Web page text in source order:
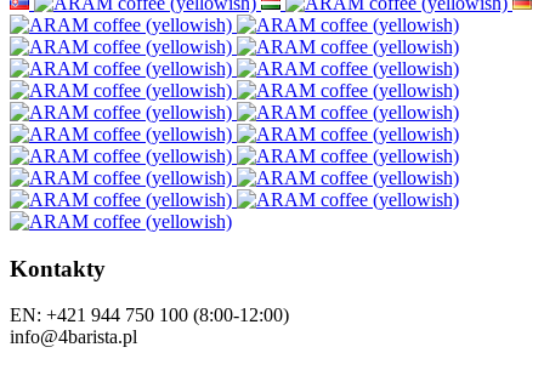
Kontakty
EN: +421 944 750 100 (8:00-12:00)
info@4barista.pl